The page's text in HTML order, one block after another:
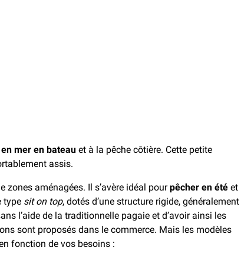
mer en bateau et à la pêche côtière. Cette petite
assis.
aménagées. Il s’avère idéal pourpêcher en été et
type sit on top, dotés d’une structure rigide, généralement
l’aide de la traditionnelle pagaie et d’avoir ainsi les
sont proposés dans le commerce. Mais les modèles
fonction de vos besoins :